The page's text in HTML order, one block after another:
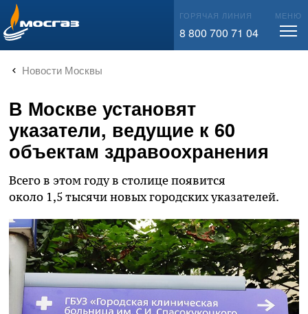
info@mos-gaz.ru ГОРЯЧАЯ ЛИНИЯ
8 800 700 71 04
МЕНЮ
Новости Москвы
В Москве установят
указатели, ведущие к 60
объектам здравоохранения
Всего в этом году в столице появится
около 1,5 тысячи новых городских указателей.